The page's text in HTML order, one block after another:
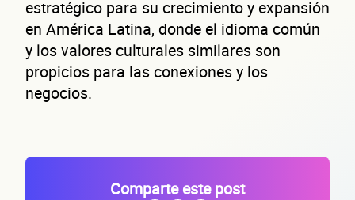
estratégico para su crecimiento y expansión
en América Latina, donde el idioma común
y los valores culturales similares son
propicios para las conexiones y los
negocios.
Comparte este post
Sitio electrónico